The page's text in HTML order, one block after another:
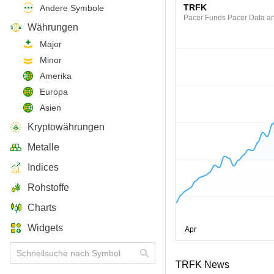
Andere Symbole
Währungen
Major
Minor
Amerika
Europa
Asien
Kryptowährungen
Metalle
Indices
Rohstoffe
Charts
Widgets
TRFK
Pacer Funds Pacer Data
TRFK News